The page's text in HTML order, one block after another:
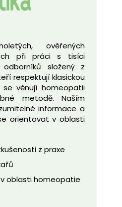
ověřených
při práci s tisíci
složený z
respektují klasickou
věnují homeopatii
metodě. Naším
informace a
orientovat v oblasti
z praxe
oblasti homeopatie